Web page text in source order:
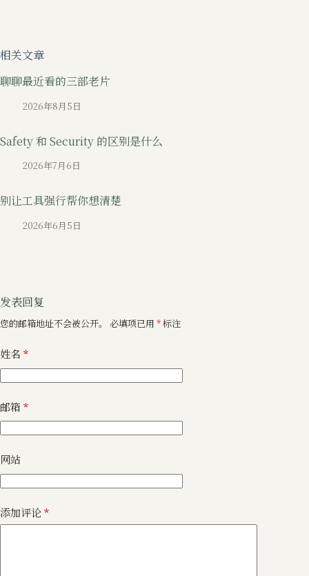
相关文章
聊聊最近看的三部老片
2026年8月5日
Safety 和 Security 的区别是什么
2026年7月6日
别让工具强行帮你想清楚
2026年6月5日
发表回复
您的邮箱地址不会被公开。 必填项已用 *标注
姓名 *
邮箱 *
网站
添加评论*